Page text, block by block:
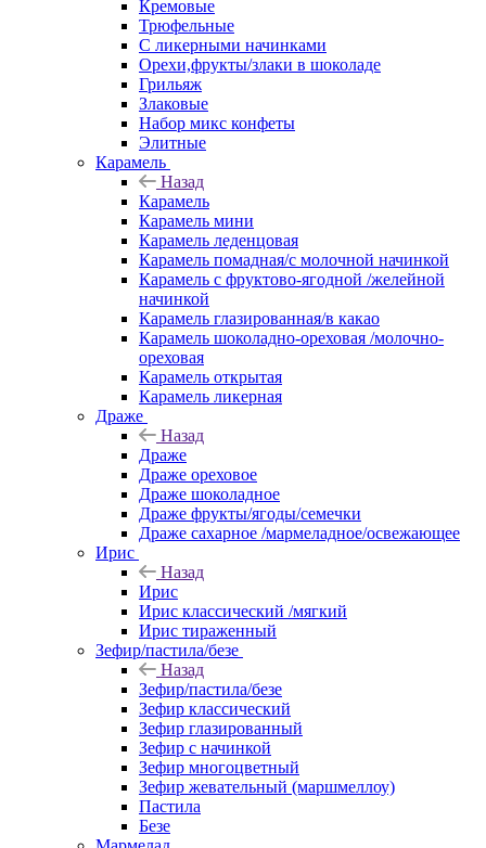
Кремовые
Трюфельные
С ликерными начинками
Орехи,фрукты/злаки в шоколаде
Грильяж
Злаковые
Набор микс конфеты
Элитные
Карамель
Назад
Карамель
Карамель мини
Карамель леденцовая
Карамель помадная/с молочной начинкой
Карамель с фруктово-ягодной /желейной
начинкой
Карамель глазированная/в какао
Карамель шоколадно-ореховая /молочно-
ореховая
Карамель открытая
Карамель ликерная
Драже
Назад
Драже
Драже ореховое
Драже шоколадное
Драже фрукты/ягоды/семечки
Драже сахарное /мармеладное/освежающее
Ирис
Назад
Ирис
Ирис классический /мягкий
Ирис тираженный
Зефир/пастила/безе
Назад
Зефир/пастила/безе
Зефир классический
Зефир глазированный
Зефир с начинкой
Зефир многоцветный
Зефир жевательный (маршмеллоу)
Пастила
Безе